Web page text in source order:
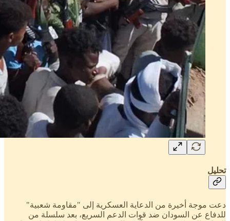
تحليل
دعت موجة أخيرة من الدعاية العسكرية إلى "مقاومة شعبية"
للدفاع عن السودان ضد قوات الدعم السريع، بعد سلسلة من